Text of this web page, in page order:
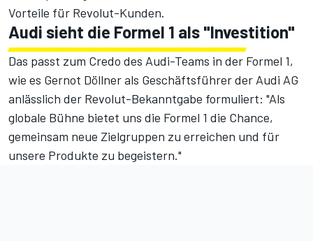
Vorteile für Revolut-Kunden.
Audi sieht die Formel 1 als "Investition"
Das passt zum Credo des Audi-Teams in der Formel 1,
wie es Gernot Döllner als Geschäftsführer der Audi AG
anlässlich der Revolut-Bekanntgabe formuliert: "Als
globale Bühne bietet uns die Formel 1 die Chance,
gemeinsam neue Zielgruppen zu erreichen und für
unsere Produkte zu begeistern."